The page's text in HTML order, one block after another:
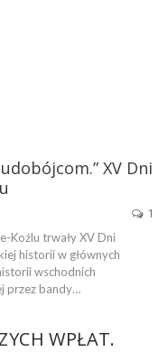
XV Dni
1
Koźlu trwały XV Dni
historii w głównych
wschodnich
przez bandy…
WPŁAT.